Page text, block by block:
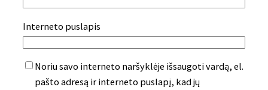
Interneto puslapis
Noriu savo interneto naršyklėje išsaugoti vardą, el.
pašto adresą ir interneto puslapį, kad jų